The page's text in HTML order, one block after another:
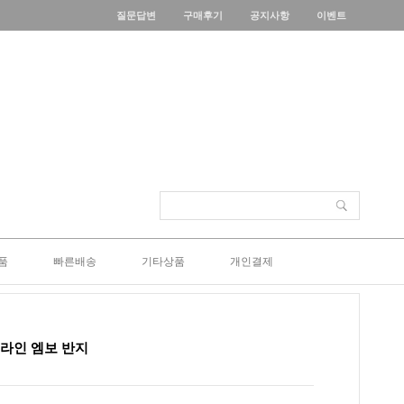
질문답변 구매후기 공지사항 이벤트
빠른배송 기타상품 개인결제
인 엠보 반지